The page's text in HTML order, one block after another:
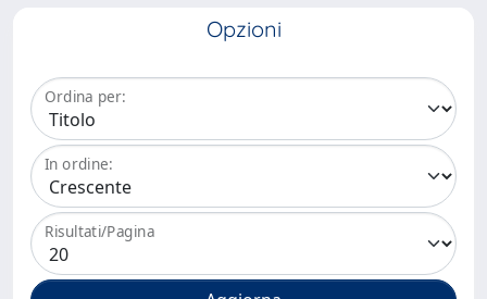
Opzioni
Ordina per:
In ordine:
Risultati/Pagina